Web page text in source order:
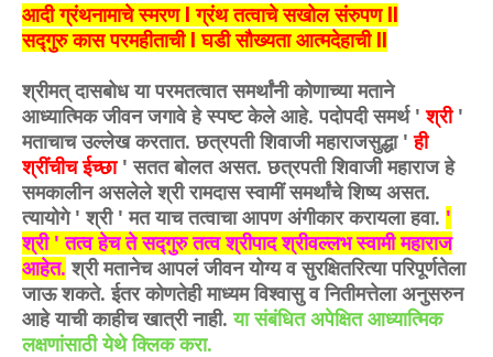
आदी ग्रंथनामाचे स्मरण l ग्रंथ तत्वाचे सखोल संरुपण ll
सद्गुरु कास परमहीताची l घडी सौख्यता आत्मदेहाची ll
श्रीमत् दासबोध या परमतत्वात समर्थांनी कोणाच्या मताने
आध्यात्मिक जीवन जगावे हे स्पष्ट केले आहे. पदोपदी समर्थ 'श्री'
मताचाच उल्लेख करतात. छत्रपती शिवाजी महाराजसुद्धा 'ही
श्रींचीच ईच्छा' सतत बोलत असत. छत्रपती शिवाजी महाराज हे
समकालीन असलेले श्री रामदास स्वामीं समर्थांचे शिष्य असत.
त्यायोगे ' श्री ' मत याच तत्वाचा आपण अंगीकार करायला हवा. '
श्री ' तत्व हेच ते सद्गुरु तत्व श्रीपाद श्रीवल्लभ स्वामी महाराज
आहेत. श्री मतानेच आपलं जीवन योग्य व सुरक्षितरित्या परिपूर्णतेला
जाऊ शकते. ईतर कोणतेही माध्यम विश्वासु व नितीमत्तेला अनुसरुन
आहे याची काहीच खात्री नाही.या संबंधित अपेक्षित आध्यात्मिक
लक्षणांसाठी येथे क्लिक करा.